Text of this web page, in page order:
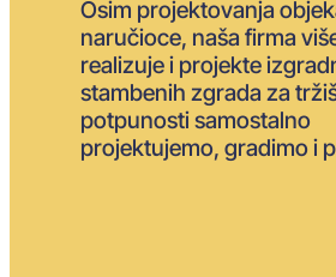
Osim projektovanja
naručioce, naša firma
realizuje i projekte
stambenih zgrada za
potpunosti samostalno
projektujemo, gradimo i